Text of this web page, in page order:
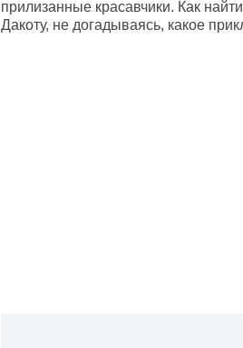
прилизанные красавчики. Как
Дакоту, не догадываясь, какое